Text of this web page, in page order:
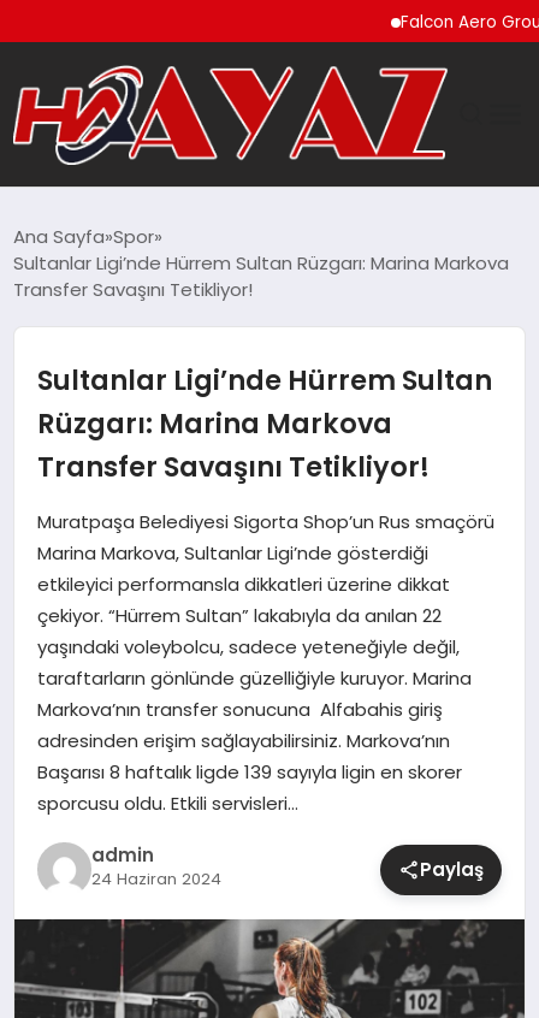
Falcon Aero Group,
DÜNYA
MAGAZIN
SAĞLIK
SIYASET
SPOR
TEKNOLOJI
YAŞAM
Ana Sayfa Spor
Sultanlar Ligi’nde Hürrem Sultan Rüzgarı: Marina Markova
Transfer Savaşını Tetikliyor!
Sultanlar Ligi’nde Hürrem Sultan
Rüzgarı: Marina Markova
Transfer Savaşını Tetikliyor!
Muratpaşa Belediyesi Sigorta Shop’un Rus smaçörü
Marina Markova, Sultanlar Ligi’nde gösterdiği
etkileyici performansla dikkatleri üzerine dikkat
çekiyor. “Hürrem Sultan” lakabıyla da anılan 22
yaşındaki voleybolcu, sadece yeteneğiyle değil,
taraftarların gönlünde güzelliğiyle kuruyor. Marina
Markova’nın transfer sonucuna Alfabahis giriş
adresinden erişim sağlayabilirsiniz. Markova’nın
Başarısı 8 haftalık ligde 139 sayıyla ligin en skorer
sporcusu oldu. Etkili servisleri…
admin
24 Haziran 2024 Paylaş